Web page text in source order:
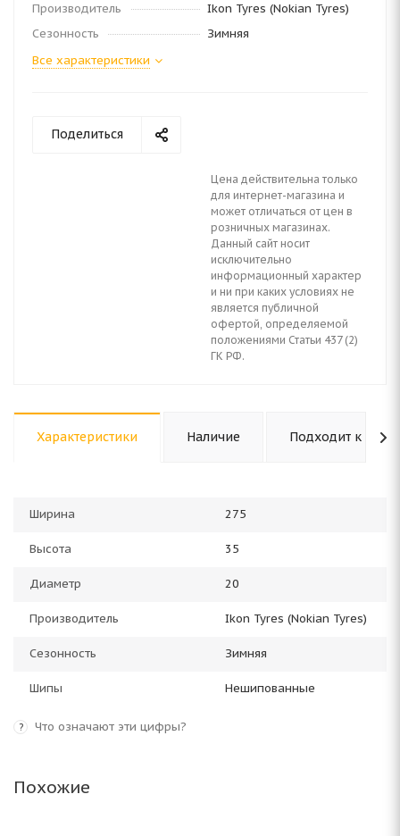
Производитель
Ikon Tyres (Nokian Tyres)
Сезонность
Зимняя
Все характеристики
Поделиться
Цена действительна только
для интернет-магазина и
может отличаться от цен в
розничных магазинах.
Данный сайт носит
исключительно
информационный характер
и ни при каких условиях не
является публичной
офертой, определяемой
положениями Статьи 437 (2)
ГК РФ.
Характеристики Наличие Подходит к авто
Ширина 275
Высота 35
Диаметр 20
Производитель Ikon Tyres (Nokian Tyres)
Сезонность Зимняя
Шипы Нешипованные
? Что означают эти цифры?
Похожие